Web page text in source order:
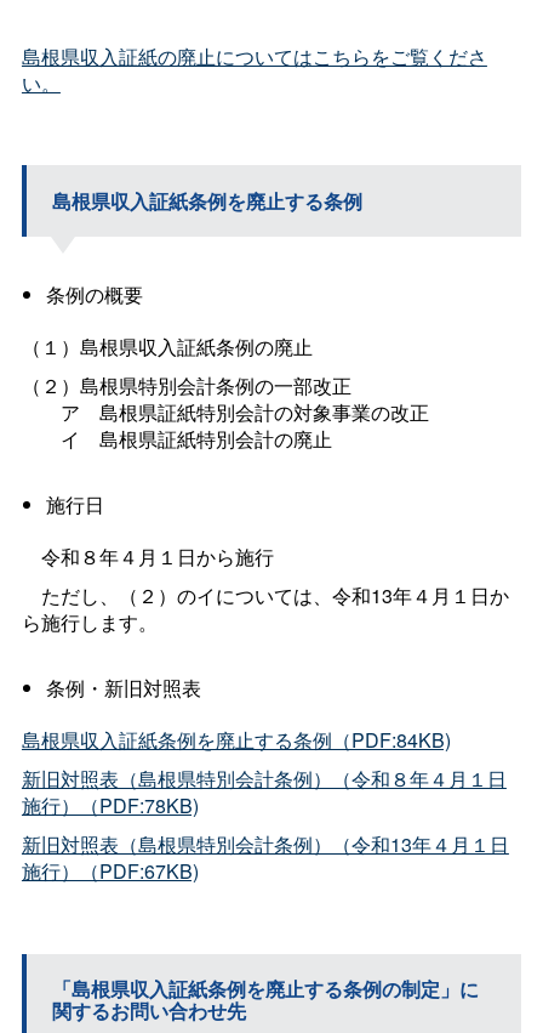
島根県収入証紙の廃止についてはこちらをご覧くださ
い。
島根県収入証紙条例を廃止する条例
条例の概要
（１）島根県収入証紙条例の廃止
（２）島根県特別会計条例の一部改正
ア
島根県証紙特別会計の対象事業の改正
イ 島根県証紙特別会計の廃止
施行日
令和８年４月１日から施行
ただし、（２）のイについては、令和13年４月１日か
ら施行します。
条例・新旧対照表
島根県収入証紙条例を廃止する条例（PDF:84KB)
新旧対照表（島根県特別会計条例）（令和８年４月１日
施行）（PDF:78KB)
新旧対照表（島根県特別会計条例）（令和13年４月１日
施行）（PDF:67KB)
「島根県収入証紙条例を廃止する条例の制定」に
関するお問い合わせ先